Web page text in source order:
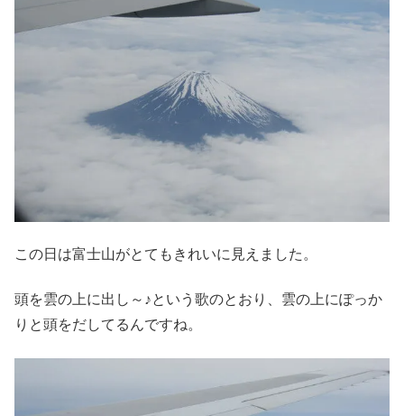
この日は富士山がとてもきれいに見えました。
頭を雲の上に出し～♪という歌のとおり、雲の上にぽっか
りと頭をだしてるんですね。